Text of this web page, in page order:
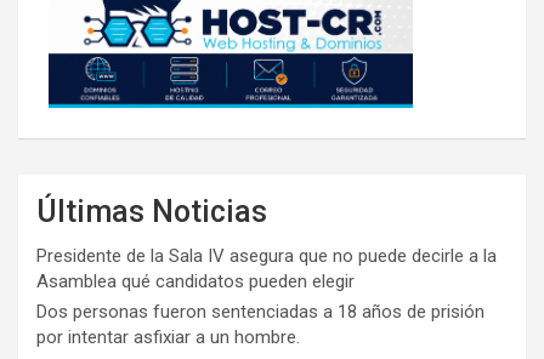
Últimas Noticias
Presidente de la Sala IV asegura que no puede decirle a la
Asamblea qué candidatos pueden elegir
Dos personas fueron sentenciadas a 18 años de prisión
por intentar asfixiar a un hombre.